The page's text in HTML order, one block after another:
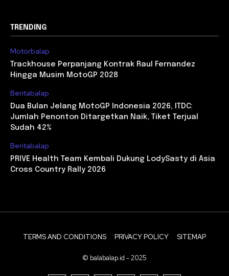
TRENDING
Motorbalap
Trackhouse Perpanjang Kontrak Raul Fernandez
Hingga Musim MotoGP 2028
Beritabalap
Dua Bulan Jelang MotoGP Indonesia 2026, ITDC:
Jumlah Penonton Ditargetkan Naik, Tiket Terjual
Sudah 42%
Beritabalap
PRIVE Health Team Kembali Dukung LodySasty di Asia
Cross Country Rally 2026
TERMS AND CONDITIONS PRIVACY POLICY SITEMAP
© balabalap.id - 2025